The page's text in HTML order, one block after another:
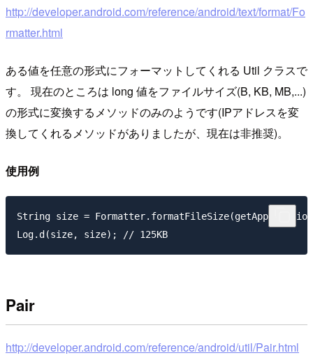
http://developer.android.com/reference/android/text/format/Fo
rmatter.html
ある値を任意の形式にフォーマットしてくれる Util クラスで
す。 現在のところは long 値をファイルサイズ(B, KB, MB,...)
の形式に変換するメソッドのみのようです(IPアドレスを変
換してくれるメソッドがありましたが、現在は非推奨)。
使用例
String size =
Pair
http://developer.android.com/reference/android/util/Pair.html